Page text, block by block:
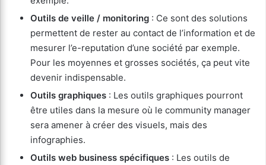
Outils de veille / monitoring : Ce sont des solutions
permettent de rester au contact de l’information et de
mesurer l’e-reputation d’une société par exemple.
Pour les moyennes et grosses sociétés, ça peut vite
devenir indispensable.
Outils graphiques : Les outils graphiques pourront
être utiles dans la mesure où le community manager
sera amener à créer des visuels, mais des
infographies.
Outils web business spécifiques : Les outils de